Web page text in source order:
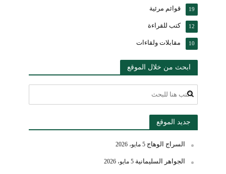
قوائم مرئية 19
كتب للقراءة 12
مقابلات ولقاءات 10
ابحث من خلال الموقع
جديد الموقع
السراج الوهاج 5 مايو، 2026
الجواهر السليمانية 5 مايو، 2026